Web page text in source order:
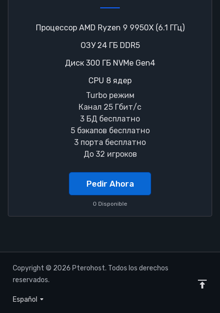
Процессор AMD Ryzen 9 9950X (6.1 ГГц)
ОЗУ 24 ГБ DDR5
Диск 300 ГБ NVMe Gen4
CPU 8 ядер
Turbo режим
Канал 25 Гбит/с
3 БД бесплатно
5 бэкапов бесплатно
3 порта бесплатно
До 32 игроков
Pedir Ahora
0 Disponible
Copyright © 2026 Pterohost. Todos los derechos
reservados.
Español